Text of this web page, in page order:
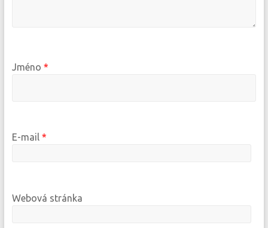
Jméno *
E-mail *
Webová stránka